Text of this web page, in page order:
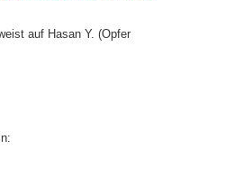
auf Hasan Y. (Opfer